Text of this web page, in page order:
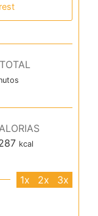
kcal
1x 2x
3x